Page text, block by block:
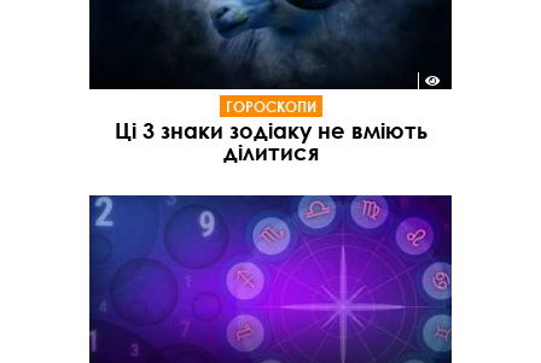
ГОРОСКОПИ
Ці 3 знаки зодіаку не вміють
ділитися